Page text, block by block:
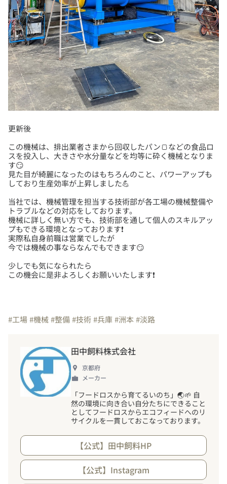
この機械は、排出業者さまから回収したパン🍞などの食品ロ
スを投入し、大きさや水分量などを均等に砕く機械となりま
す😏
見た目が綺麗になったのはもちろんのこと、パワーアップも
当社では、機械管理を担当する技術部が各工場の機械整備や
トラブルなどの対応をしております。
機械に詳しく無い方でも、技術部を通して個人のスキルアッ
プもできる環境となっております❗
実際私自身前職は営業でしたが
少しでも気になられたら
この機会に是非よろしくお願いいたします❗️
#工場#機械#整備#技術#兵庫#洲本#淡路
田中飼料株式会社
京都府
メーカー
「フードロスから育てるいのち」🌏🌱 自
然の環境に向き合い自分たちにできること
としてフードロスからエコフィードへのリ
サイクルを一貫しておこなっております。
【公式】田中飼料HP
【公式】Instagram